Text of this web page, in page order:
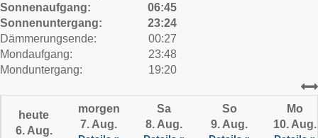
Sonnenaufgang:
Sonnenuntergang:
Dämmerungsende:
06:45
23:24
00:27
Mondaufgang:
Monduntergang:
23:48
19:20
heute
6. Aug.
morgen
7. Aug.
Sa
8. Aug.
So
9. Aug.
Mo
10. Aug.